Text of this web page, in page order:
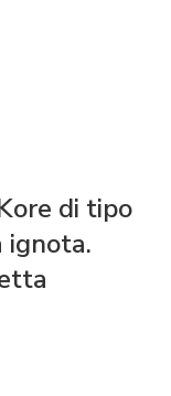
di tipo
ignota.